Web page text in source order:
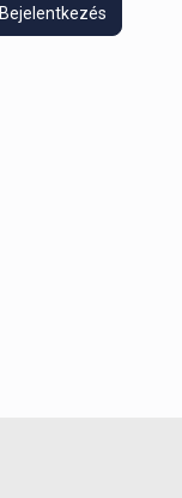
Bejelentkezés